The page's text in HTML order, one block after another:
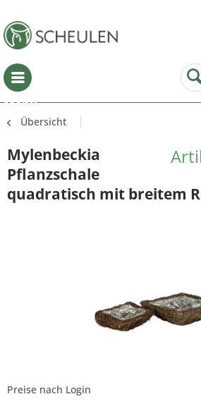
Menü
Übersicht
Mylenbeckia
Pflanzschale
quadratisch mit breitem
Preise nach Login